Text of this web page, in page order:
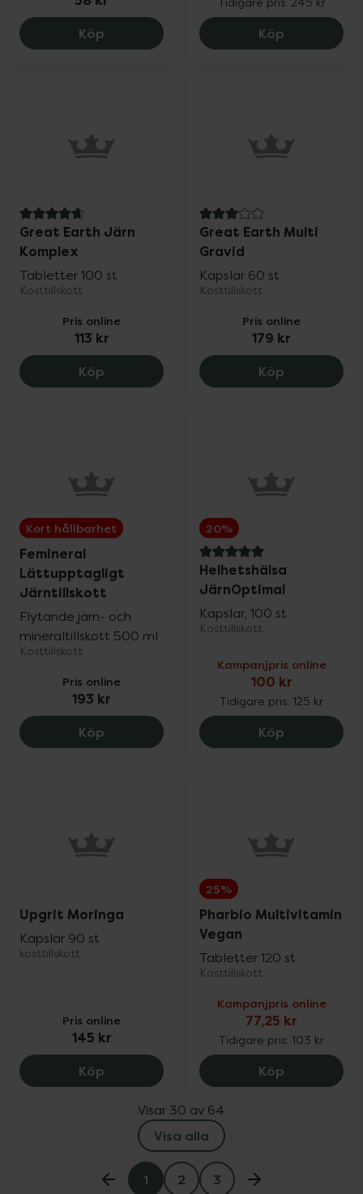
Köp Hemofer Järntillskott, 58 kr.
Köp Probi
4.9 av 5 i omdöme
Great Earth Järn
Komplex
Tabletter 100 st
Kosttillskott
Pris online
113 kr
Köp Great Earth Järn Komplex, 113 kr.
3 av 5 i omdöme
Great Earth Multi
Gravid
Kapslar 60 st
Kosttillskott
Pris online
179 kr
Köp Great
Kort hållbarhet
Femineral
Lättupptagligt
Järntillskott
Flytande järn- och
mineraltillskott 500 ml
Kosttillskott
Pris online
193 kr
Köp Femineral Lättupptagligt Järntillskott,
20%
5 av 5 i omdöme
Helhetshälsa
JärnOptimal
Kapslar, 100 st
Kosttillskott
Kampanjpris online
100 kr
Tidigare pris: 125 kr
Köp
Upgrit Moringa
Kapslar 90 st
kosttillskott
Pris online
145 kr
Köp Upgrit Moringa, 145 kr.
25%
Pharbio Multivitamin
Vegan
Tabletter 120 st
Kosttillskott
Kampanjpris online
77,25 kr
Tidigare pris: 103 kr
Köp Pharbio
Visar 30 av 64
Visa alla
1 2 3